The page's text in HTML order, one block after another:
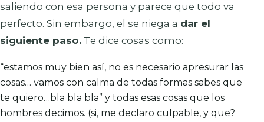
saliendo con esa persona y parece que todo va
perfecto. Sin embargo, el se niega a dar el
siguiente paso. Te dice cosas como:
“estamos muy bien así, no es necesario apresurar las
cosas… vamos con calma de todas formas sabes que
te quiero…bla bla bla” y todas esas cosas que los
hombres decimos. (si, me declaro culpable, y que?